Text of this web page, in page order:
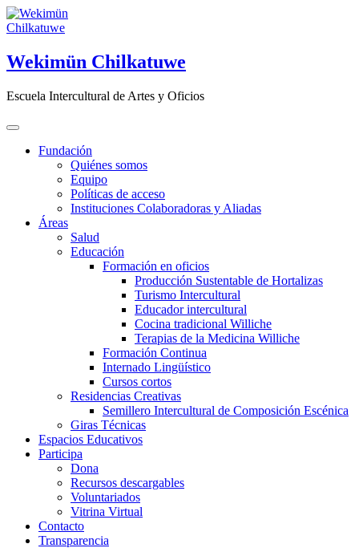
Saltar
al
Wekimün Chilkatuwe
Escuela Intercultural de Artes y Oficios
Fundación
Quiénes somos
Equipo
Políticas de acceso
Instituciones Colaboradoras y Aliadas
Áreas
Salud
Educación
Formación en oficios
Producción Sustentable de Hortalizas
Turismo Intercultural
Educador intercultural
Cocina tradicional Williche
Terapias de la Medicina Williche
Formación Continua
Internado Lingüístico
Cursos cortos
Residencias Creativas
Semillero Intercultural de Composición Escénica
Giras Técnicas
Espacios Educativos
Participa
Dona
Recursos descargables
Voluntariados
Vitrina Virtual
Contacto
Transparencia